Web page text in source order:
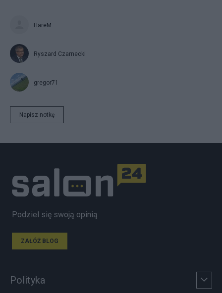
HareM
Ryszard Czarnecki
gregor71
Napisz notkę
Podziel się swoją opinią
ZAŁÓŻ BLOG
Polityka